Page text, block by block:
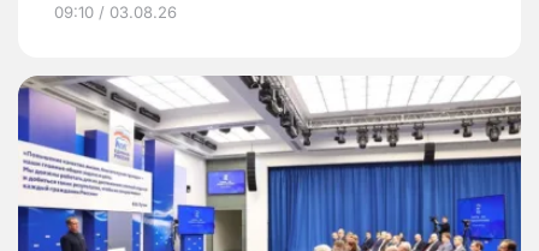
09:10 / 03.08.26